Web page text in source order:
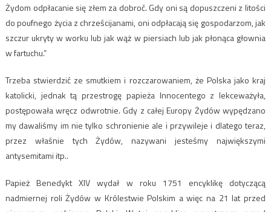
Żydom odpłacanie się złem za dobroć. Gdy oni są dopuszczeni z litości
do poufnego życia z chrześcijanami, oni odpłacają się gospodarzom, jak
szczur ukryty w worku lub jak wąż w piersiach lub jak płonąca głownia
w fartuchu.”
Trzeba stwierdzić ze smutkiem i rozczarowaniem, że Polska jako kraj
katolicki, jednak tą przestrogę papieża Innocentego z lekceważyła,
postępowała wręcz odwrotnie. Gdy z całej Europy Żydów wypędzano
my dawaliśmy im nie tylko schronienie ale i przywileje i dlatego teraz,
przez właśnie tych Żydów, nazywani jesteśmy największymi
antysemitami itp..
Papież Benedykt XIV wydał w roku 1751 encyklikę dotyczącą
nadmiernej roli Żydów w Królestwie Polskim a więc na 21 lat przed